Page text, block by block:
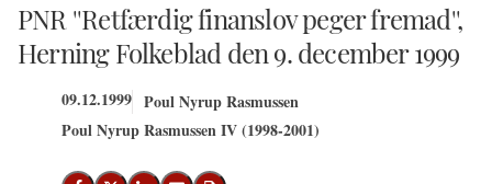
PNR ''Retfærdig finanslov peger fremad'',
Herning Folkeblad den 9. december 1999
09.12.1999 Poul Nyrup Rasmussen
Poul Nyrup Rasmussen IV (1998-2001)